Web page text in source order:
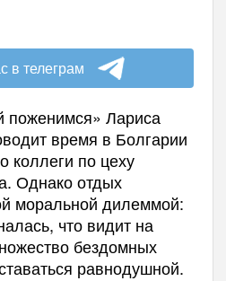
в телеграм
поженимся» Лариса
время в Болгарии
коллеги по цеху
Однако отдых
моральной дилеммой:
что видит на
бездомных
равнодушной.